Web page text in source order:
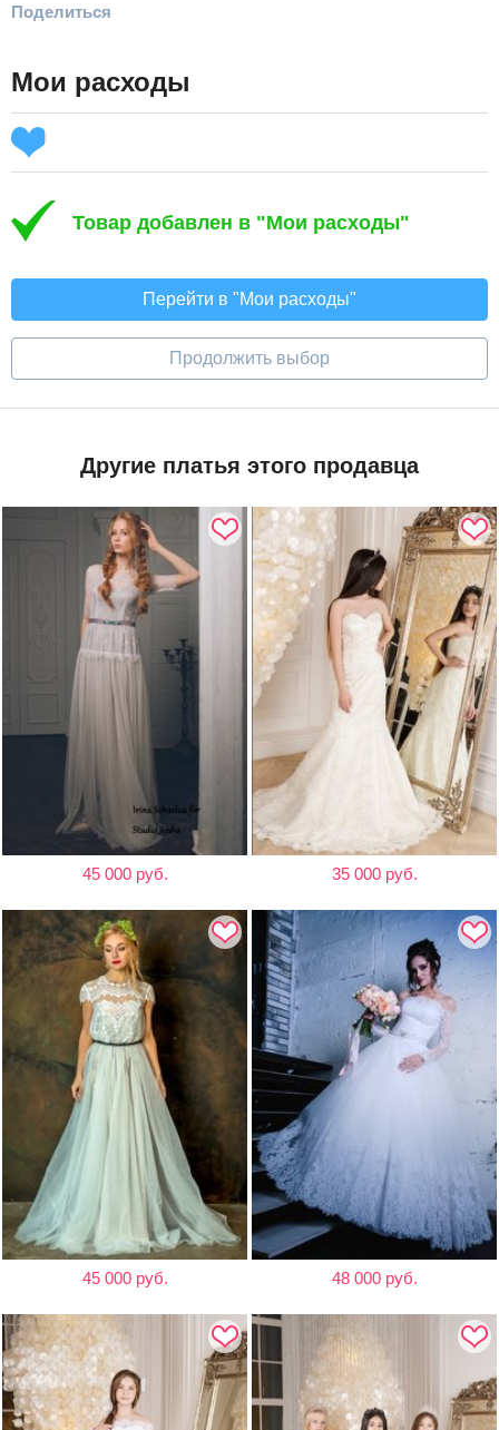
Поделиться
Мои расходы
Товар добавлен в "Мои расходы"
Перейти в "Мои расходы"
Продолжить выбор
Другие платья этого продавца
45 000 руб. 35 000 руб.
45 000 руб. 48 000 руб.